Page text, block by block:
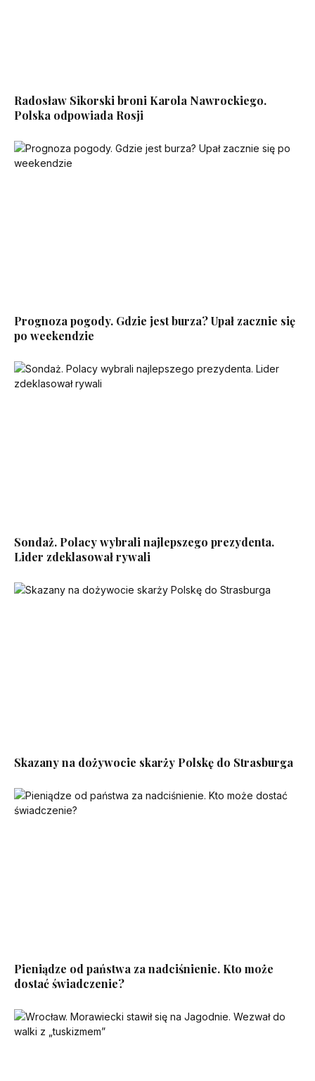
Radosław Sikorski broni Karola Nawrockiego.
Polska odpowiada Rosji
Prognoza pogody. Gdzie jest burza? Upał zacznie się
po weekendzie
Sondaż. Polacy wybrali najlepszego prezydenta.
Lider zdeklasował rywali
Skazany na dożywocie skarży Polskę do Strasburga
Pieniądze od państwa za nadciśnienie. Kto może
dostać świadczenie?